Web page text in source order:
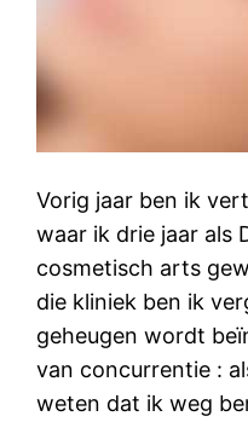
Vorig jaar ben ik
waar ik drie jaar als
cosmetisch arts
die kliniek ben ik
geheugen wordt
van concurrentie :
weten dat ik weg